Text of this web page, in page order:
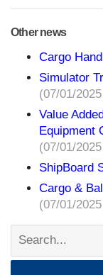
Other news
Cargo
Simulator
(07/01/
Value
Equipment
(07/01/
ShipBoard
Cargo &
(07/01/
Search: